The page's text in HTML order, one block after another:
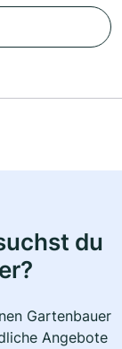
du
Gartenbauer
Angebote